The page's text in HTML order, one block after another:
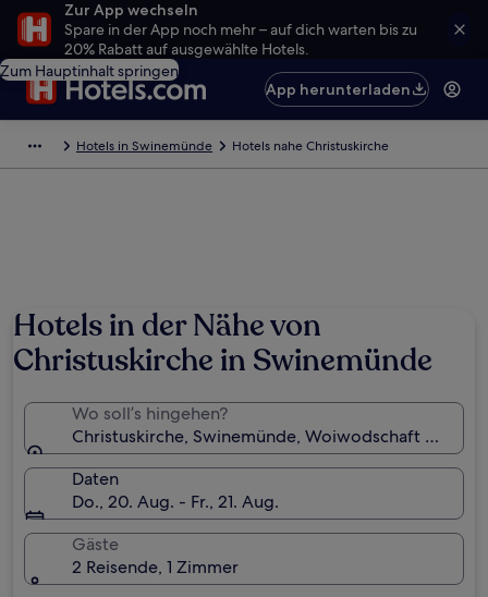
Zur App wechseln
Spare in der App noch mehr – auf dich warten bis zu
20% Rabatt auf ausgewählte Hotels.
Zum Hauptinhalt springen
App herunterladen
Hotels in Swinemünde Hotels nahe Christuskirche
Hotels in der Nähe von
Christuskirche in Swinemünde
Wo soll’s hingehen?
Christuskirche, Swinemünde, Woiwodschaft
Daten
Do., 20. Aug. - Fr., 21. Aug.
Gäste
2 Reisende, 1 Zimmer